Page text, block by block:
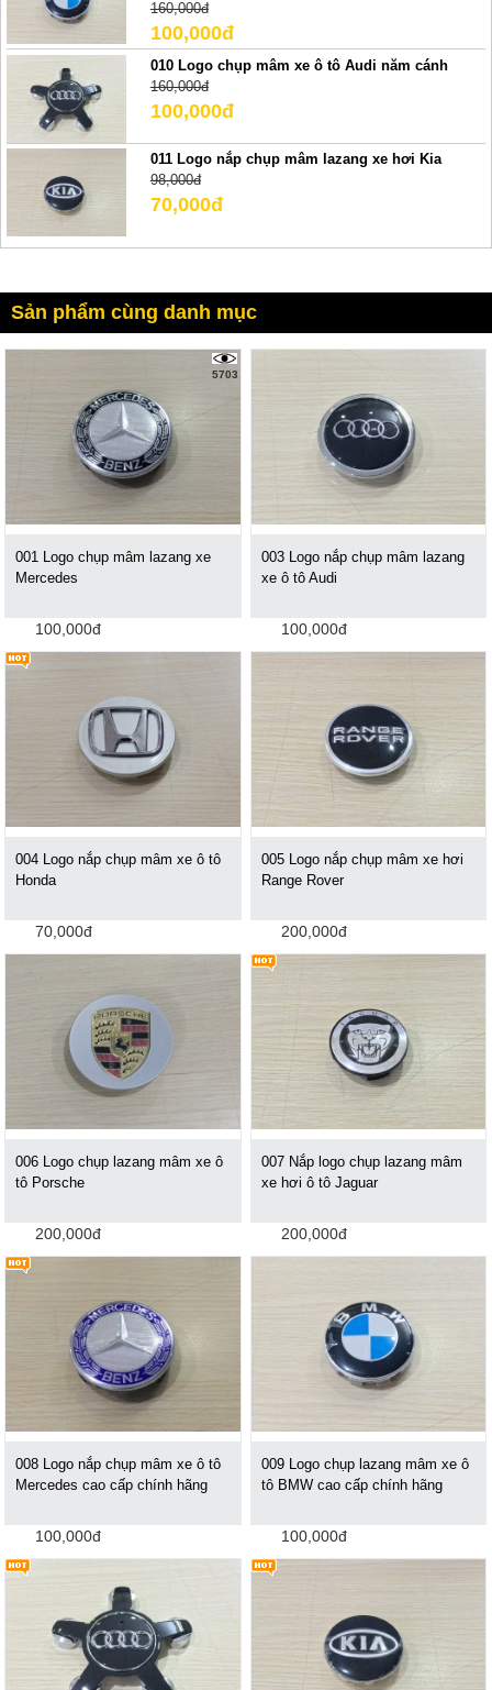
160,000đ
100,000đ
010 Logo chụp mâm xe ô tô Audi năm cánh
160,000đ
100,000đ
011 Logo nắp chụp mâm lazang xe hơi Kia
98,000đ
70,000đ
Sản phẩm cùng danh mục
5703
001 Logo chụp mâm lazang xe
Mercedes
100,000đ
003 Logo nắp chụp mâm lazang
xe ô tô Audi
100,000đ
004 Logo nắp chụp mâm xe ô tô
Honda
70,000đ
005 Logo nắp chụp mâm xe hơi
Range Rover
200,000đ
006 Logo chụp lazang mâm xe ô
tô Porsche
200,000đ
007 Nắp logo chụp lazang mâm
xe hơi ô tô Jaguar
200,000đ
008 Logo nắp chụp mâm xe ô tô
Mercedes cao cấp chính hãng
100,000đ
009 Logo chụp lazang mâm xe ô
tô BMW cao cấp chính hãng
100,000đ